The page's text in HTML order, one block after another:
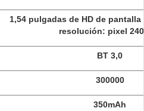
1,54 pulgadas de HD de
resolución: pixel
BT 3,0
300000
350mAh